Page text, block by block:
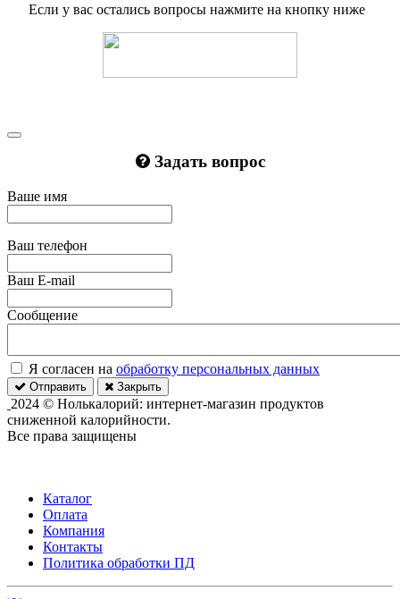
Если у вас остались вопросы нажмите на кнопку ниже
Задать вопрос
Ваше имя
Ваш телефон
Ваш E-mail
Сообщение
Я согласен на обработку персональных данных
Отправить Закрыть
2024 © Нолькалорий: интернет-магазин продуктов
сниженной калорийности.
Все права защищены
Каталог
Оплата
Компания
Контакты
Политика обработки ПД